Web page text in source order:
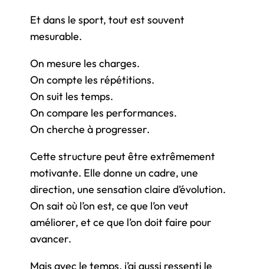
Et dans le sport, tout est souvent
mesurable.
On mesure les charges.
On compte les répétitions.
On suit les temps.
On compare les performances.
On cherche à progresser.
Cette structure peut être extrêmement
motivante. Elle donne un cadre, une
direction, une sensation claire d’évolution.
On sait où l’on est, ce que l’on veut
améliorer, et ce que l’on doit faire pour
avancer.
Mais avec le temps, j’ai aussi ressenti le